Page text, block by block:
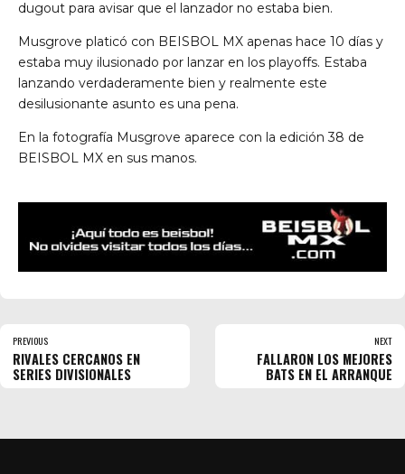
dugout para avisar que el lanzador no estaba bien.
Musgrove platicó con BEISBOL MX apenas hace 10 días y
estaba muy ilusionado por lanzar en los playoffs. Estaba
lanzando verdaderamente bien y realmente este
desilusionante asunto es una pena.
En la fotografía Musgrove aparece con la edición 38 de
BEISBOL MX en sus manos.
PREVIOUS
RIVALES CERCANOS EN
SERIES DIVISIONALES
NEXT
FALLARON LOS MEJORES
BATS EN EL ARRANQUE